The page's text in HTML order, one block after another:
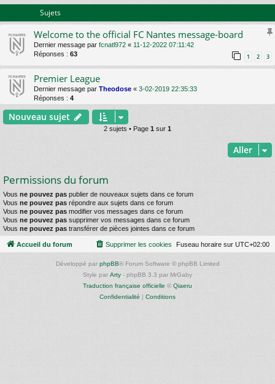
r
h
r
Sujets
Welcome to the official FC Nantes message-board
Dernier message par fcnatl972 « 11-12-2022 07:11:42
Réponses : 63 1 2 3
Premier League
Dernier message par Theodose « 3-02-2019 22:35:33
Réponses : 4
Nouveau sujet
2 sujets • Page 1 sur 1
Aller
Permissions du forum
Vous ne pouvez pas publier de nouveaux sujets dans ce forum
Vous ne pouvez pas répondre aux sujets dans ce forum
Vous ne pouvez pas modifier vos messages dans ce forum
Vous ne pouvez pas supprimer vos messages dans ce forum
Vous ne pouvez pas transférer de pièces jointes dans ce forum
Accueil du forum Fuseau horaire sur UTC+02:00
Supprimer les cookies
Développé par phpBB® Forum Software © phpBB Limited
Style par Arty - phpBB 3.3 par MrGaby
Traduction française officielle © Qiaeru
Confidentialité
Conditions